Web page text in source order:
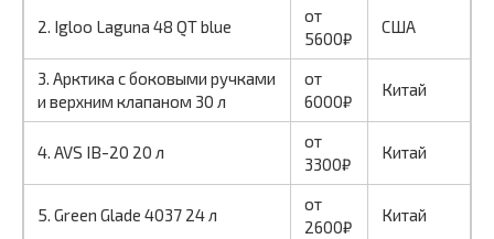
2. Igloo Laguna 48 QT blue
от
5600₽
США
3. Арктика с боковыми ручками
и верхним клапаном 30 л
от
6000₽
Китай
4. AVS IB-20 20 л
от
3300₽
Китай
5. Green Glade 4037 24 л
от
2600₽
Китай